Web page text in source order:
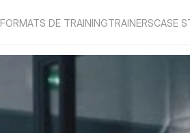
FORMATS DE TRAININGTRAINERSCASE